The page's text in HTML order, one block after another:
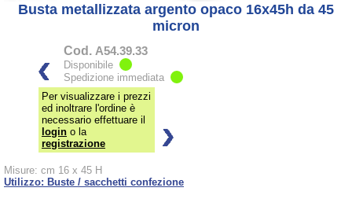
Busta metallizzata argento opaco 16x45h da 45
micron
Cod. A54.39.33
Disponibile
Spedizione immediata
Per visualizzare i prezzi
ed inoltrare l'ordine è
necessario effettuare il
login o la
registrazione
Misure: cm 16 x 45 H
Utilizzo: Buste / sacchetti confezione